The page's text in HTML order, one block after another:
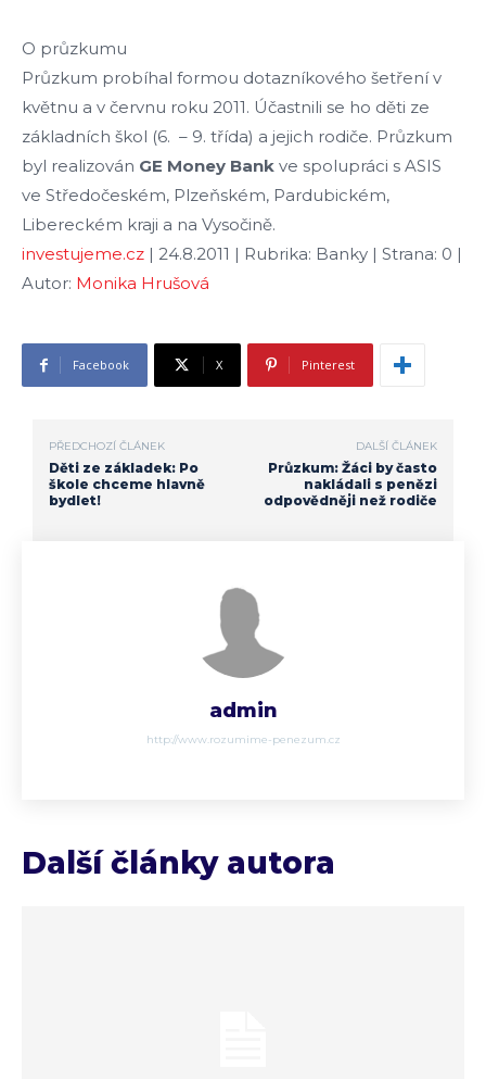
O průzkumu
Průzkum probíhal formou dotazníkového šetření v
květnu a v červnu roku 2011. Účastnili se ho děti ze
základních škol (6. – 9. třída) a jejich rodiče. Průzkum
byl realizován GE Money Bank ve spolupráci s ASIS
ve Středočeském, Plzeňském, Pardubickém,
Libereckém kraji a na Vysočině.
investujeme.cz | 24.8.2011 | Rubrika: Banky | Strana: 0 |
Autor: Monika Hrušová
Facebook X Pinterest
PŘEDCHOZÍ ČLÁNEK
Děti ze základek: Po
škole chceme hlavně
bydlet!
DALŠÍ ČLÁNEK
Průzkum: Žáci by často
nakládali s penězi
odpovědněji než rodiče
admin
http://www.rozumime-penezum.cz
Další články autora